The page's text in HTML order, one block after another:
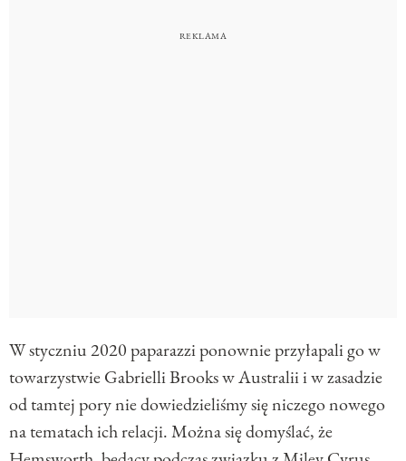
W styczniu 2020 paparazzi ponownie przyłapali go w
towarzystwie Gabrielli Brooks w Australii i w zasadzie
od tamtej pory nie dowiedzieliśmy się niczego nowego
na tematach ich relacji. Można się domyślać, że